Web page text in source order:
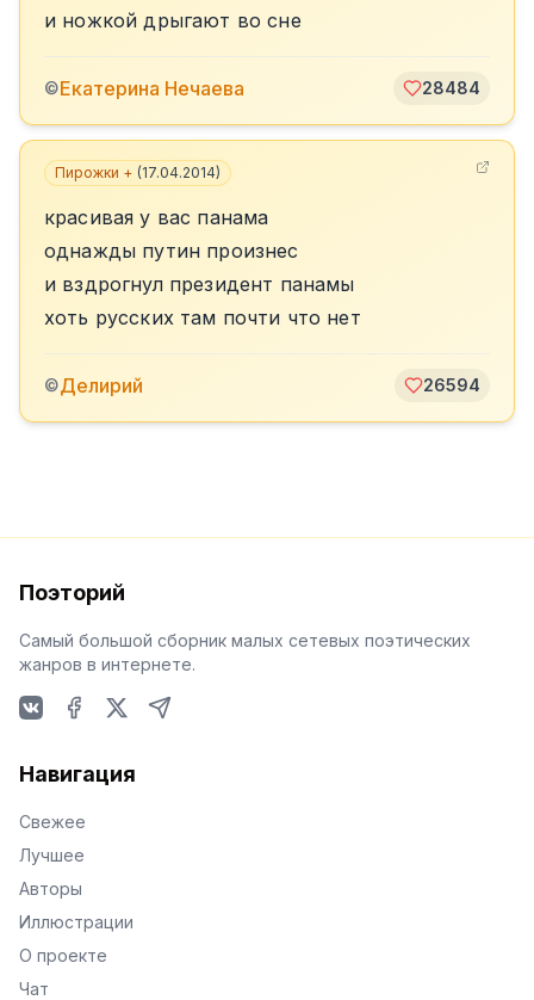
и ножкой дрыгают во сне
©Екатерина Нечаева 28484
Пирожки + (17.04.2014)
красивая у вас панама
однажды путин произнес
и вздрогнул президент панамы
хоть русских там почти что нет
©Делирий 26594
Поэторий
Самый большой сборник малых сетевых поэтических
жанров в интернете.
Навигация
Свежее
Лучшее
Авторы
Иллюстрации
О проекте
Чат